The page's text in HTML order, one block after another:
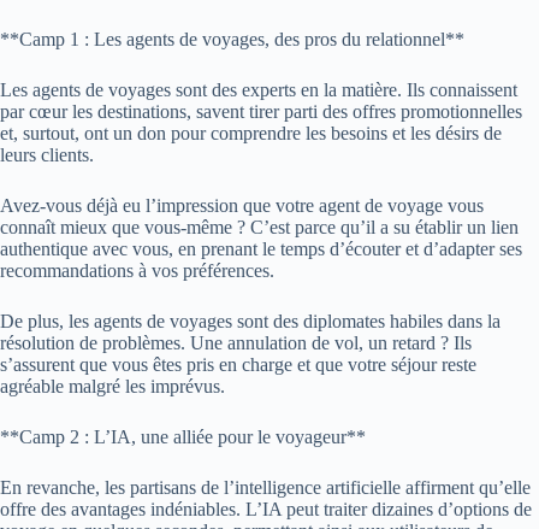
**Camp 1 : Les agents de voyages, des pros du relationnel**
Les agents de voyages sont des experts en la matière. Ils connaissent
par cœur les destinations, savent tirer parti des offres promotionnelles
et, surtout, ont un don pour comprendre les besoins et les désirs de
leurs clients.
Avez-vous déjà eu l’impression que votre agent de voyage vous
connaît mieux que vous-même ? C’est parce qu’il a su établir un lien
authentique avec vous, en prenant le temps d’écouter et d’adapter ses
recommandations à vos préférences.
De plus, les agents de voyages sont des diplomates habiles dans la
résolution de problèmes. Une annulation de vol, un retard ? Ils
s’assurent que vous êtes pris en charge et que votre séjour reste
agréable malgré les imprévus.
**Camp 2 : L’IA, une alliée pour le voyageur**
En revanche, les partisans de l’intelligence artificielle affirment qu’elle
offre des avantages indéniables. L’IA peut traiter dizaines d’options de